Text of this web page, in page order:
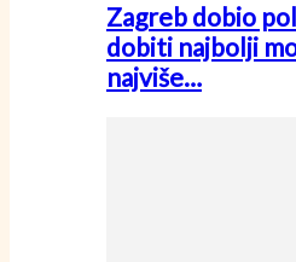
Zagreb dobio
dobiti najbolji
najviše…